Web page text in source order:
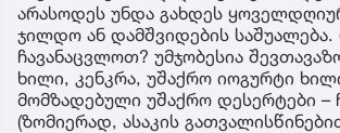
არასოდეს უნდა გახდეს
ჯილდო ან დამშვიდების
ჩავანაცვლოთ? უმჯობესია
ხილი, კენკრა, უშაქრო იოგურტი
მომზადებული უშაქრო დესერტები –
(ზომიერად, ასაკის